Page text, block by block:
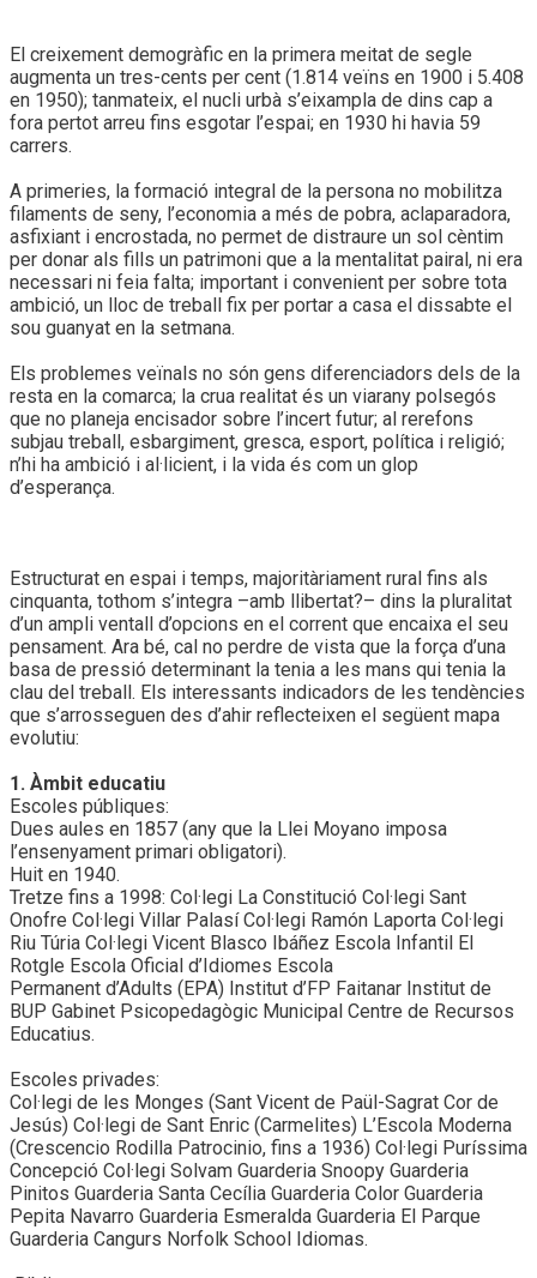
El creixement demogràfic en la primera meitat de segle
augmenta un tres-cents per cent (1.814 veïns en 1900 i 5.408
en 1950); tanmateix, el nucli urbà s’eixampla de dins cap a
fora pertot arreu fins esgotar l’espai; en 1930 hi havia 59
carrers.
A primeries, la formació integral de la persona no mobilitza
filaments de seny, l’economia a més de pobra, aclaparadora,
asfixiant i encrostada, no permet de distraure un sol cèntim
per donar als fills un patrimoni que a la mentalitat pairal, ni era
necessari ni feia falta; important i convenient per sobre tota
ambició, un lloc de treball fix per portar a casa el dissabte el
sou guanyat en la setmana.
Els problemes veïnals no són gens diferenciadors dels de la
resta en la comarca; la crua realitat és un viarany polsegós
que no planeja encisador sobre l’incert futur; al rerefons
subjau treball, esbargiment, gresca, esport, política i religió;
n’hi ha ambició i al·licient, i la vida és com un glop
d’esperança.
Estructurat en espai i temps, majoritàriament rural fins als
cinquanta, tothom s’integra –amb llibertat?– dins la pluralitat
d’un ampli ventall d’opcions en el corrent que encaixa el seu
pensament. Ara bé, cal no perdre de vista que la força d’una
basa de pressió determinant la tenia a les mans qui tenia la
clau del treball. Els interessants indicadors de les tendències
que s’arrosseguen des d’ahir reflecteixen el següent mapa
evolutiu:
1. Àmbit educatiu
Escoles públiques:
Dues aules en 1857 (any que la Llei Moyano imposa
l’ensenyament primari obligatori).
Huit en 1940.
Tretze fins a 1998: Col·legi La Constitució Col·legi Sant
Onofre Col·legi Villar Palasí Col·legi Ramón Laporta Col·legi
Riu Túria Col·legi Vicent Blasco Ibáñez Escola Infantil El
Rotgle Escola Oficial d’Idiomes Escola
Permanent d’Adults (EPA) Institut d’FP Faitanar Institut de
BUP Gabinet Psicopedagògic Municipal Centre de Recursos
Educatius.
Escoles privades:
Col·legi de les Monges (Sant Vicent de Paül-Sagrat Cor de
Jesús) Col·legi de Sant Enric (Carmelites) L’Escola Moderna
(Crescencio Rodilla Patrocinio, fins a 1936) Col·legi Puríssima
Concepció Col·legi Solvam Guarderia Snoopy Guarderia
Pinitos Guarderia Santa Cecília Guarderia Color Guarderia
Pepita Navarro Guarderia Esmeralda Guarderia El Parque
Guarderia Cangurs Norfolk School Idiomas.